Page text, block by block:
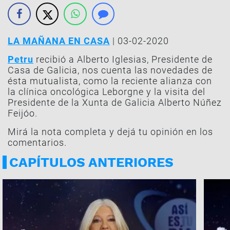
LA MAÑANA EN CASA | 03-02-2020
Petru recibió a Alberto Iglesias, Presidente de
Casa de Galicia, nos cuenta las novedades de
ésta mutualista, como la reciente alianza con
la clínica oncológica Leborgne y la visita del
Presidente de la Xunta de Galicia Alberto Núñez
Feijóo.
Mirá la nota completa y dejá tu opinión en los
comentarios.
CAPÍTULOS ANTERIORES